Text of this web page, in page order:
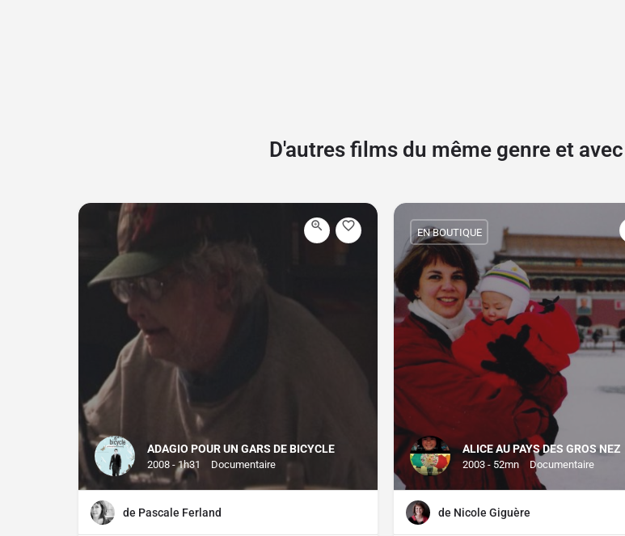
D'autres films du même genre et
ADAGIO POUR UN GARS DE BICYCLE
2008 - 1h31 Documentaire
de Pascale Ferland
ALICE AU PAYS DES GROS NEZ
2003 - 52mn Documentaire
EN BOUTIQUE
de Nicole Giguère